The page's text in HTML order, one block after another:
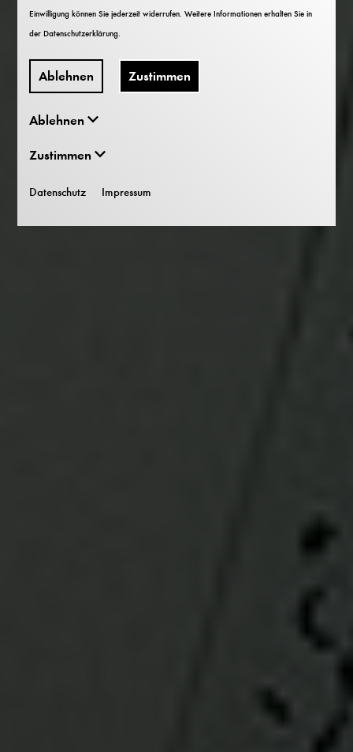
Einwilligung können Sie jederzeit widerrufen. Weitere Informationen erhalten Sie in
derDatenschutzerklärung
Ablehnen Zustimmen
Ablehnen
Zustimmen
Datenschutz Impressum